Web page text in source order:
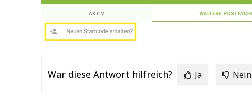
War diese Antwort hilfreich? Ja Nein